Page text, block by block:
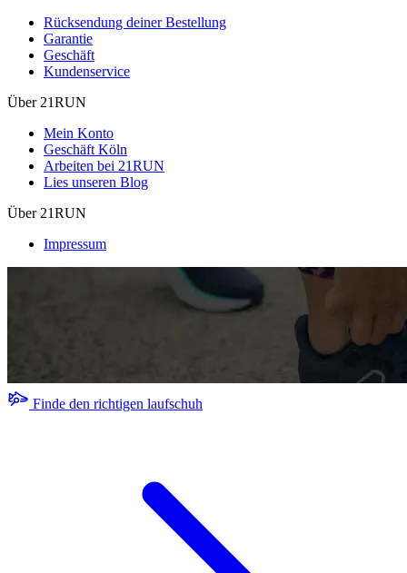
Rücksendung deiner Bestellung
Garantie
Geschäft
Kundenservice
Über 21RUN
Mein Konto
Geschäft Köln
Arbeiten bei 21RUN
Lies unseren Blog
Über 21RUN
Impressum
Finde den richtigen laufschuh